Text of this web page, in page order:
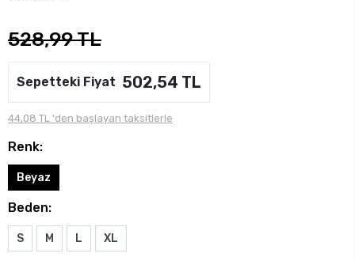
528,99 TL
Sepetteki Fiyat 502,54 TL
44,08 TL 'den başlayan taksitlerle
Renk:
Beyaz
Beden:
S M L XL